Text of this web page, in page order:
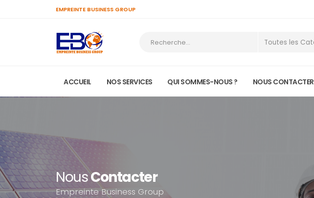
EMPREINTE BUSINESS GROUP
ACCUEIL NOS SERVICES QUI SOMMES-NOUS ? NOUS CONTACTER
NousContacter
Empreinte Business Group